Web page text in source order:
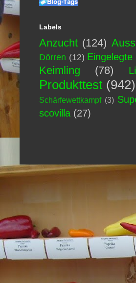
Labels
Anzucht (124)
Dörren (12) Eingelegte
Keimling (78)
Produkttest (942)
Schärfewettkampf (3)
scovilla (27)